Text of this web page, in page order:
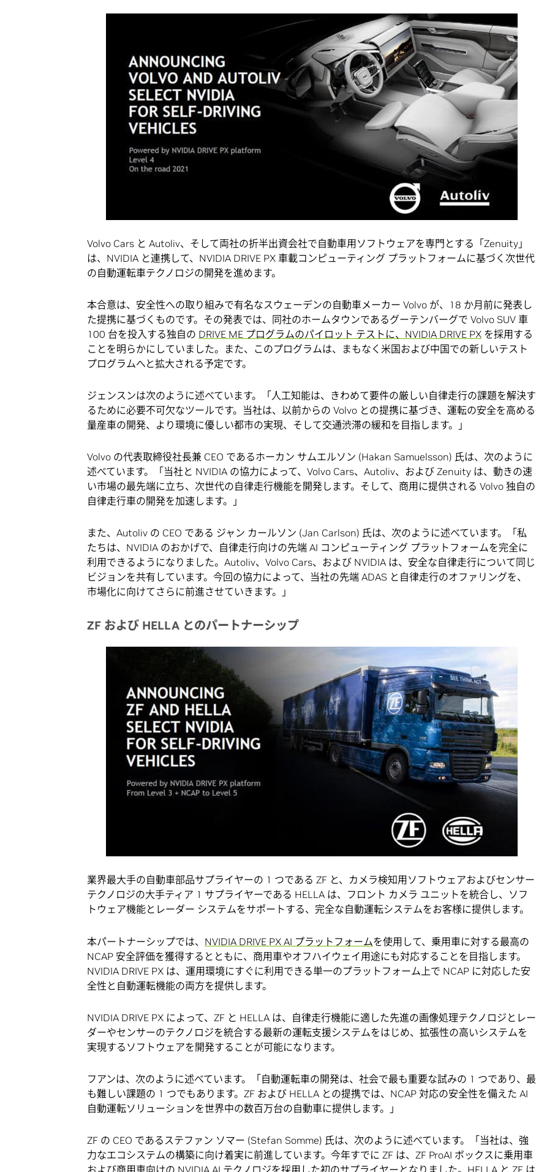
Volvo Cars と Autoliv、そして両社の折半出資会社で自動車用ソフトウェアを専門とする「Zenuity」
は、NVIDIA と連携して、NVIDIA DRIVE PX 車載コンピューティング プラットフォームに基づく次世代
の自動運転車テクノロジの開発を進めます。
本合意は、安全性への取り組みで有名なスウェーデンの自動車メーカー Volvo が、18 か月前に発表し
た提携に基づくものです。その発表では、同社のホームタウンであるグーテンバーグで Volvo SUV 車
100 台を投入する独自の DRIVE ME プログラムのパイロット テストに、NVIDIA DRIVE PX を採用する
ことを明らかにしていました。また、このプログラムは、まもなく米国および中国での新しいテスト
プログラムへと拡大される予定です。
ジェンスンは次のように述べています。「人工知能は、きわめて要件の厳しい自律走行の課題を解決す
るために必要不可欠なツールです。当社は、以前からの Volvo との提携に基づき、運転の安全を高める
量産車の開発、より環境に優しい都市の実現、そして交通渋滞の緩和を目指します。」
Volvo の代表取締役社長兼 CEO であるホーカン サムエルソン (Hakan Samuelsson) 氏は、次のように
述べています。「当社と NVIDIA の協力によって、Volvo Cars、Autoliv、および Zenuity は、動きの速
い市場の最先端に立ち、次世代の自律走行機能を開発します。そして、商用に提供される Volvo 独自の
自律走行車の開発を加速します。」
また、Autoliv の CEO である ジャン カールソン (Jan Carlson) 氏は、次のように述べています。「私
たちは、NVIDIA のおかげで、自律走行向けの先端 AI コンピューティング プラットフォームを完全に
利用できるようになりました。Autoliv、Volvo Cars、および NVIDIA は、安全な自律走行について同じ
ビジョンを共有しています。今回の協力によって、当社の先端 ADAS と自律走行のオファリングを、
市場化に向けてさらに前進させていきます。」
ZF および HELLA とのパートナーシップ
業界最大手の自動車部品サプライヤーの 1 つである ZF と、カメラ検知用ソフトウェアおよびセンサー
テクノロジの大手ティア 1 サプライヤーである HELLA は、フロント カメラ ユニットを統合し、ソフ
トウェア機能とレーダー システムをサポートする、完全な自動運転システムをお客様に提供します。
本パートナーシップでは、 NVIDIA DRIVE PX AI プラットフォームを使用して、乗用車に対する最高の
NCAP 安全評価を獲得するとともに、商用車やオフハイウェイ用途にも対応することを目指します。
NVIDIA DRIVE PX は、運用環境にすぐに利用できる単一のプラットフォーム上で NCAP に対応した安
全性と自動運転機能の両方を提供します。
NVIDIA DRIVE PX によって、ZF と HELLA は、自律走行機能に適した先進の画像処理テクノロジとレー
ダーやセンサーのテクノロジを統合する最新の運転支援システムをはじめ、拡張性の高いシステムを
実現するソフトウェアを開発することが可能になります。
フアンは、次のように述べています。「自動運転車の開発は、社会で最も重要な試みの 1 つであり、最
も難しい課題の 1 つでもあります。ZF および HELLA との提携では、NCAP 対応の安全性を備えた AI
自動運転ソリューションを世界中の数百万台の自動車に提供します。」
ZF の CEO であるステファン ソマー (Stefan Somme) 氏は、次のように述べています。「当社は、強
力なエコシステムの構築に向け着実に前進しています。今年すでに ZF は、ZF ProAI ボックスに乗用車
および商用車向けの NVIDIA AI テクノロジを採用した初のサプライヤーとなりました。HELLA と ZF は